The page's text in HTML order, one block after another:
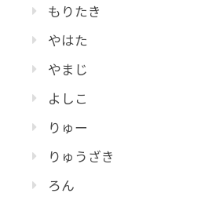
もりたき
やはた
やまじ
よしこ
りゅー
りゅうざき
ろん